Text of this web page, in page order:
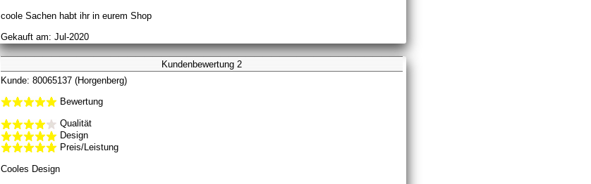
coole Sachen habt ihr in eurem Shop
Gekauft am: Jul-2020
Kundenbewertung 2
Kunde: 80065137 (Horgenberg)
Bewertung
Qualität
Design
Preis/Leistung
Cooles Design